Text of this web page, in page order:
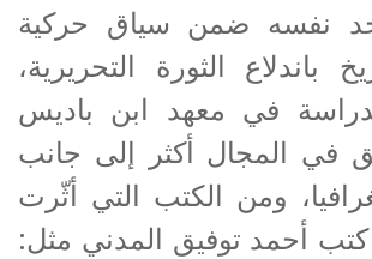
نفسه ضمن سياق حركية
باندلاع الثورة التحريرية،
في معهد ابن باديس
في المجال أكثر إلى جانب
ومن الكتب التي أثّرت
كتب أحمد توفيق المدني مثل: